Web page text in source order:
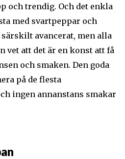
och trendig. Och det enkla
med svartpeppar och
avancerat, men alla
vet att det är en konst att få
och smaken. Den goda
på de flesta
ingen annanstans smakar